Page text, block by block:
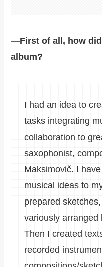
―First of all, how
album?
I had an idea to
tasks integrating
collaboration to
saxophonist,
Maksimovič. I
musical ideas to
prepared
variously arranged
Then I created
recorded